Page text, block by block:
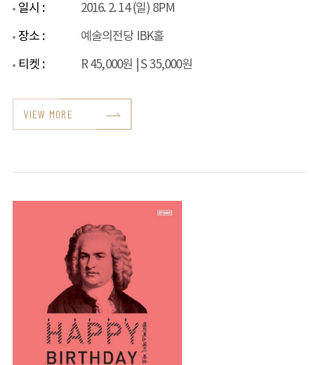
일시 :
2016. 2. 14 (일) 8PM
장소 :
예술의전당 IBK홀
티켓 :
R 45,000원 | S 35,000원
VIEW MORE